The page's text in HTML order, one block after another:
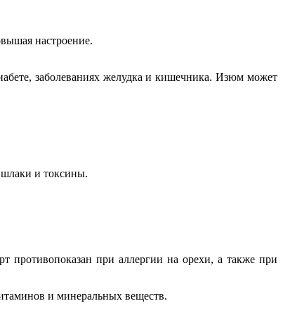
настроение.
заболеваниях желудка и кишечника. Изюм может
шлаки и токсины.
противопоказан при аллергии на орехи, а также при
и минеральных веществ.